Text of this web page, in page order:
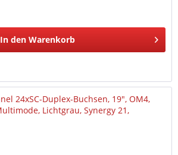
In den Warenkorb